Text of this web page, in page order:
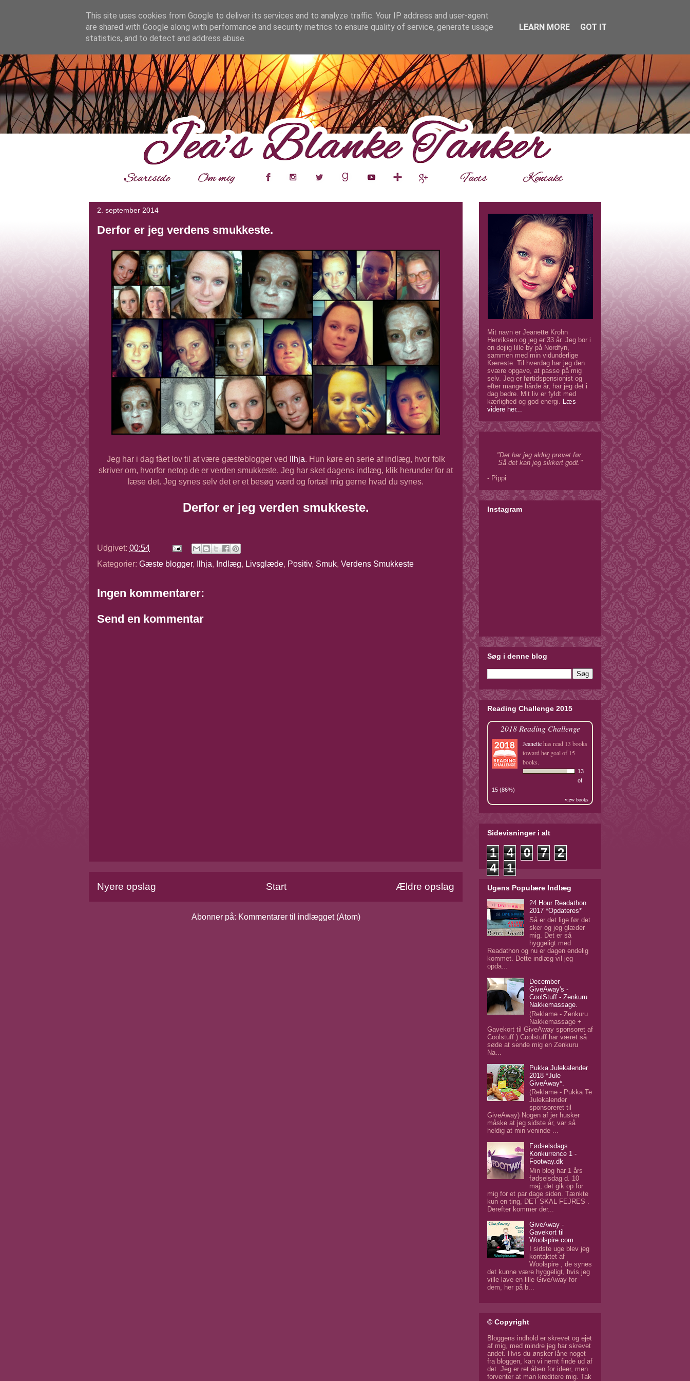
2. september 2014
Derfor er jeg verdens smukkeste.
Jeg har i dag fået lov til at være gæsteblogger ved Ilhja. Hun køre en serie af indlæg, hvor folk
skriver om, hvorfor netop de er verden smukkeste. Jeg har sket dagens indlæg, klik herunder for at
læse det. Jeg synes selv det er et besøg værd og fortæl mig gerne hvad du synes.
Derfor er jeg verden smukkeste.
Udgivet: 00:54
Kategorier: Gæste blogger, Ilhja, Indlæg, Livsglæde, Positiv, Smuk, Verdens Smukkeste
Ingen kommentarer:
Send en kommentar
Nyere opslag Ældre opslag
Start
Abonner på: Kommentarer til indlægget (Atom)
Mit navn er Jeanette Krohn
Henriksen og jeg er 33 år. Jeg bor i
en dejlig lille by på Nordfyn,
sammen med min vidunderlige
Kæreste. Til hverdag har jeg den
svære opgave, at passe på mig
selv. Jeg er førtidspensionist og
efter mange hårde år, har jeg det i
dag bedre. Mit liv er fyldt med
kærlighed og god energi. Læs
videre her...
"Det har jeg aldrig prøvet før.
Så det kan jeg sikkert godt."
- Pippi
Instagram
Søg i denne blog
Reading Challenge 2015
2018 Reading Challenge
Jeanettehas read 13 books
toward her goal of 15
books.
13
of
15 (86%)
view books
Sidevisninger i alt
1 4 0 7
2
4
1
Ugens Populære Indlæg
24 Hour Readathon
2017 *Opdateres*
Så er det lige før det
sker og jeg glæder
mig. Det er så
hyggeligt med
Readathon og nu er dagen endelig
kommet. Dette indlæg vil jeg
opda...
December
GiveAway's -
CoolStuff - Zenkuru
Nakkemassage.
(Reklame - Zenkuru
Nakkemassage +
Gavekort til GiveAway sponsoret af
Coolstuff ) Coolstuff har været så
søde at sende mig en Zenkuru
Na...
Pukka Julekalender
2018 *Jule
GiveAway*.
(Reklame - Pukka Te
Julekalender
sponsoreret til
GiveAway) Nogen af jer husker
måske at jeg sidste år, var så
heldig at min veninde ...
Fødselsdags
Konkurrence 1 -
Footway.dk
Min blog har 1 års
fødselsdag d. 10
maj, det gik op for
mig for et par dage siden. Tænkte
kun en ting, DET SKAL FEJRES .
Derefter kommer der...
GiveAway -
Gavekort til
Woolspire.com
I sidste uge blev jeg
kontaktet af
Woolspire , de synes
det kunne være hyggeligt, hvis jeg
ville lave en lille GiveAway for
dem, her på b...
© Copyright
Bloggens indhold er skrevet og ejet
af mig, med mindre jeg har skrevet
andet. Hvis du ønsker låne noget
fra bloggen, kan vi nemt finde ud af
det. Jeg er ret åben for ideer, men
forventer at man kreditere mig. Tak
This site uses cookies from Google to deliver its services and to analyze traffic. Your IP address and user-agent
are shared with Google along with performance and security metrics to ensure quality of service, generate usage
statistics, and to detect and address abuse.
LEARN MORE GOT IT